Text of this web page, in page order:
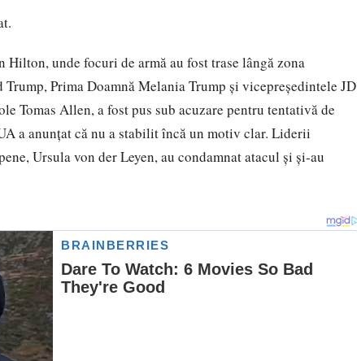
unde focuri de armă au fost trase lângă zona
Prima Doamnă Melania Trump și vicepreședintele JD
Tomas Allen, a fost pus sub acuzare pentru tentativă de
a anunțat că nu a stabilit încă un motiv clar. Liderii
Ursula von der Leyen, au condamnat atacul și și-au